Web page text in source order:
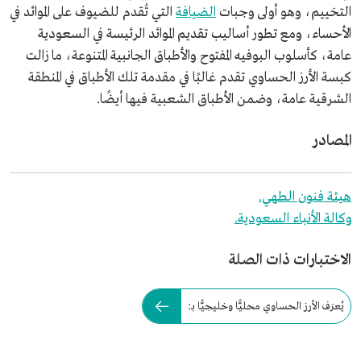
التخييم، وهو أولى وجبات الضيافة التي تُقدم للضيوف على الموائد في
الأحساء، ومع تطور أساليب تقديم الموائد الرئيسة في السعودية
عامة، كأسلوب البوفيه المفتوح والأطباق الجانبية المتنوعة، ما زالت
كبسة الأرز الحساوي تقدم غالبًا في مقدمة تلك الأطباق في المنطقة
الشرقية عامة، وضمن الأطباق الشعبية فيها أيضًا.
المصادر
هيئة فنون الطهي.
وكالة الأنباء السعودية.
الاختبارات ذات الصلة
يُعرَف الأرز الحساوي محليًّا وخليجيًّا بـ: